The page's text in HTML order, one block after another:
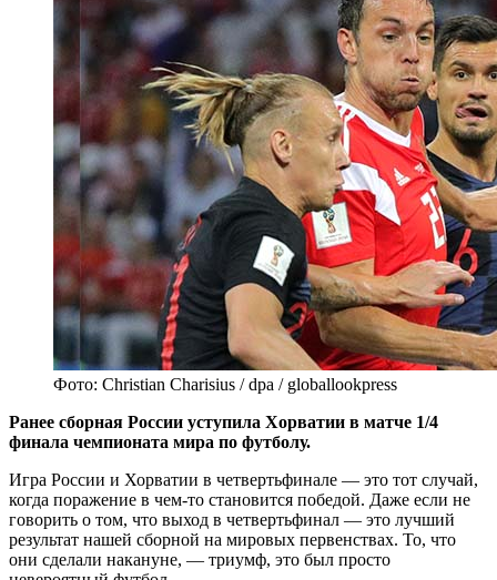
Фото: Christian Charisius / dpa / globallookpress
Ранее сборная России уступила Хорватии в матче 1/4
финала чемпионата мира по футболу.
Игра России и Хорватии в четвертьфинале — это тот случай,
когда поражение в чем-то становится победой. Даже если не
говорить о том, что выход в четвертьфинал — это лучший
результат нашей сборной на мировых первенствах. То, что
они сделали накануне, — триумф, это был просто